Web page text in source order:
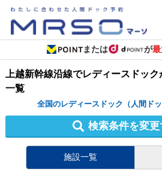
または が
上越新幹線沿線でレディースドック
一覧
全国のレディースドック（人間ド
検索条件を変更
施設一覧